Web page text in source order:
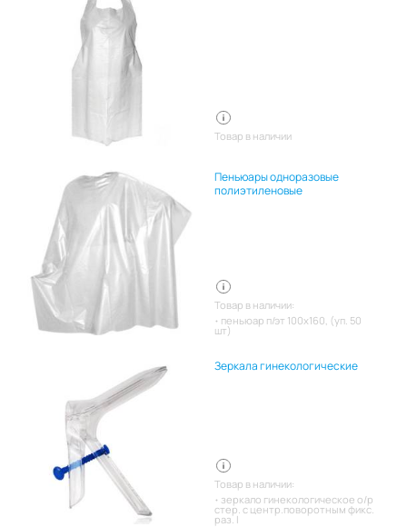
Товар в наличии
Пеньюары одноразовые
полиэтиленовые
Товар в наличии:
пеньюар п/эт 100х160, (уп. 50
шт)
Зеркала гинекологические
Товар в наличии:
зеркало гинекологическое о/р
стер. с центр.поворотным фикс.
раз. l